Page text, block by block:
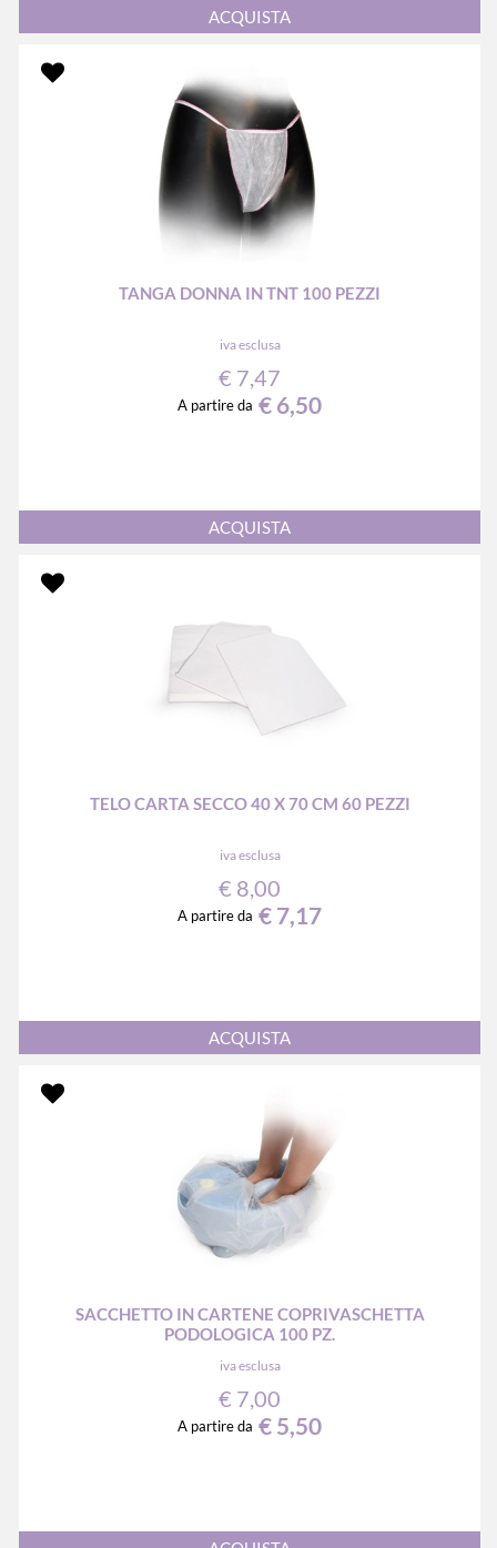
Quantità
ACQUISTA
TANGA DONNA IN TNT 100 PEZZI
iva esclusa
€ 7,47
A partire da € 6,50
Quantità
ACQUISTA
TELO CARTA SECCO 40 X 70 CM 60 PEZZI
iva esclusa
€ 8,00
A partire da € 7,17
Quantità
ACQUISTA
SACCHETTO IN CARTENE COPRIVASCHETTA
PODOLOGICA 100 PZ.
iva esclusa
€ 7,00
A partire da € 5,50
Quantità